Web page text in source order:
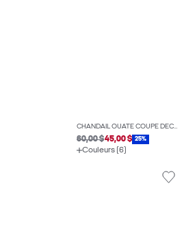
CHANDAIL OUATÉ COUPE DÉCONTRACTÉE
60,00 $45,00 $ 25%
Couleurs (6)